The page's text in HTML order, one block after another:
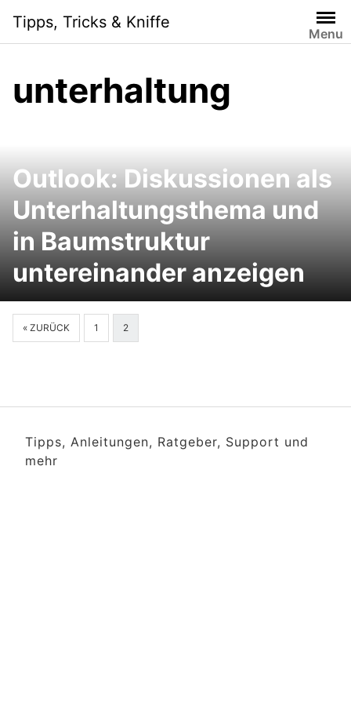
content
Tipps, Tricks & Kniffe
Menu
unterhaltung
Outlook: Diskussionen als
Unterhaltungsthema und
in Baumstruktur
untereinander anzeigen
« ZURÜCK 1 2
Tipps, Anleitungen, Ratgeber, Support und
mehr